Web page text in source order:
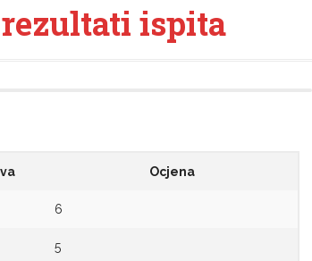
ispita
Ocjena
6
5